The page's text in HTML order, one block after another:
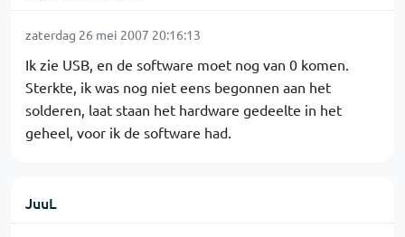
zaterdag 26 mei 2007 20:16:13
Ik zie USB, en de software moet nog van 0 komen.
Sterkte, ik was nog niet eens begonnen aan het
solderen, laat staan het hardware gedeelte in het
geheel, voor ik de software had.
JuuL